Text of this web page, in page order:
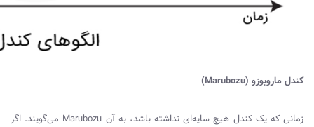
کندل ماروبوزو (Marubozu
)
زمانی که یک کندل هیچ سایه‌ای نداشته باشد، به آن Marubozu می‌گویند. اگر